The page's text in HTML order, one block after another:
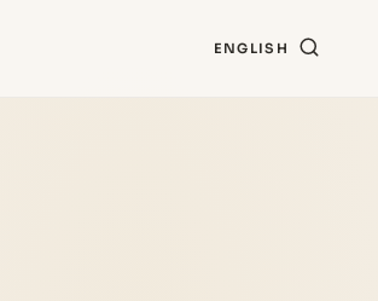
ENGLISH